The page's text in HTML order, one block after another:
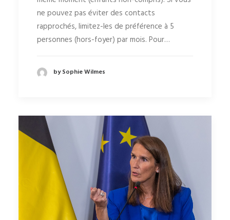
ne pouvez pas éviter des contacts
rapprochés, limitez-les de préférence à 5
personnes (hors-foyer) par mois. Pour…
by Sophie Wilmes